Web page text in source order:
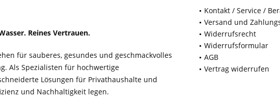
Reines Vertrauen.
für sauberes, gesundes und geschmackvolles
Als Spezialisten für hochwertige
Lösungen für Privathaushalte und
und Nachhaltigkeit legen.
Kontakt / Service /
Versand und
Widerrufsrecht
Widerrufsformular
AGB
Vertrag widerrufen